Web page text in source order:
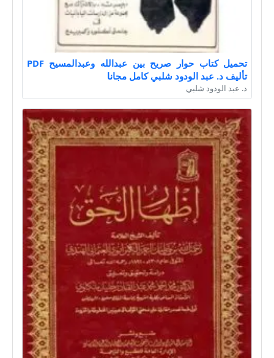
تحميل كتاب حوار صريح بين عبدالله وعبدالمسيح PDF
تأليف د. عبد الودود شلبي كامل مجانا
د. عبد الودود شلبي